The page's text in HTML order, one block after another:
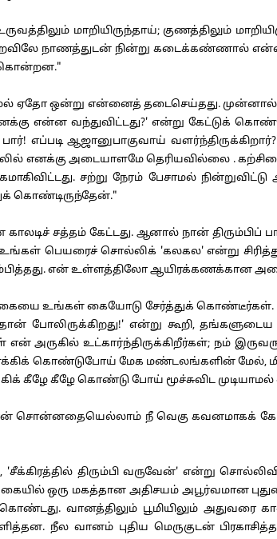
மாறியிருந்தாய்; குணத்திலும்
நாணத்துடன் நின்று கடைக்கண்ணால்
கொன்றன."
ஏதோ ஒன்று என்னைத் தடைசெய்தது.
என்ன வந்துவிட்டது?' என்று கேட்டுக்
எப்படி ஆஜானுபாகுவாய்
எனக்கு அடையாளமே தெரியவில்லை .
சற்று நேரம் பேசாமல் நின்றுவிட்டு
கொண்டிருந்தேன்."
சத்தம் கேட்டது. ஆனால் நான்
பெயரைச் சொல்லிக் 'கலகல' என்று
என் உள்ளத்திலோ ஆயிரக்கணக்கான
உங்கள் கையோடு சேர்த்துக் கொண்டீர்கள்.
போலிருக்கிறது!' என்று கூறி,
அருகில் உட்கார்ந்திருக்கிறீர்கள்; நம்
கொண்டுபோய் மேக மண்டலங்களின் மேல்,
கீழே கொண்டு போய் மூச்சுவிட முடியாமல்
சொன்னதையெல்லாம் நீ வெகு கவனமாகக்
திரும்பி வருவேன்' என்று
ஒரு மகத்தான அதிசயம் அபூர்வமான
வானத்திலும் பூமியிலும்
நீல வானம் புதிய மெருகுடன்